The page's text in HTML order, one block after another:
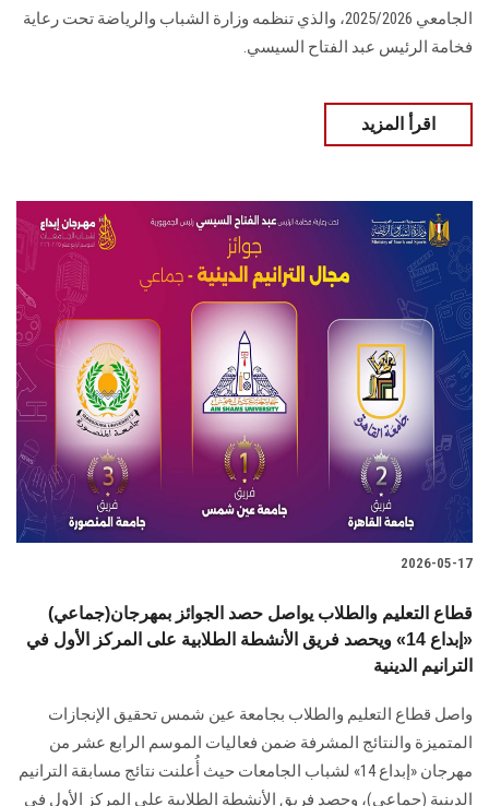
الجامعي 2025/2026، والذي تنظمه وزارة الشباب والرياضة تحت رعاية
فخامة الرئيس عبد الفتاح السيسي.
اقرأ المزيد
2026-05-17
(جماعي)قطاع التعليم والطلاب يواصل حصد الجوائز بمهرجان
«إبداع 14» ويحصد فريق الأنشطة الطلابية على المركز الأول في
الترانيم الدينية
واصل قطاع التعليم والطلاب بجامعة عين شمس تحقيق الإنجازات
المتميزة والنتائج المشرفة ضمن فعاليات الموسم الرابع عشر من
مهرجان «إبداع 14» لشباب الجامعات حيث أُعلنت نتائج مسابقة الترانيم
الدينية (جماعي)، وحصد فريق الأنشطة الطلابية على المركز الأول في